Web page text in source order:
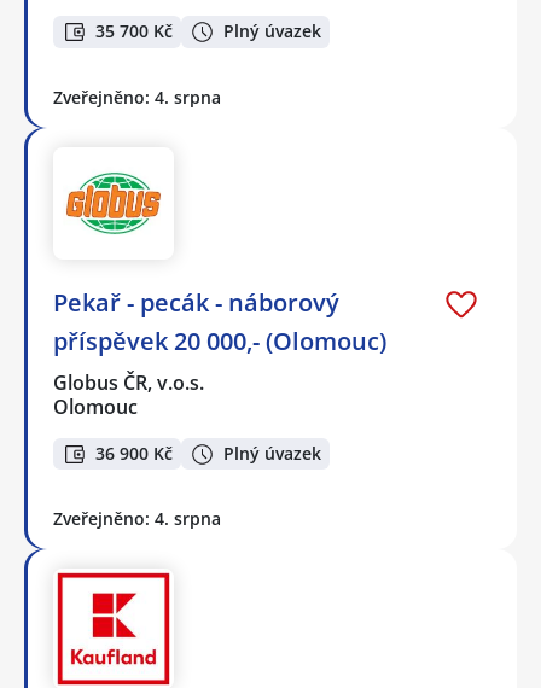
35 700 Kč Plný úvazek
Zveřejněno: 4. srpna
Pekař - pecák - náborový
příspěvek 20 000,- (Olomouc)
Globus ČR, v.o.s.
Olomouc
36 900 Kč Plný úvazek
Zveřejněno: 4. srpna